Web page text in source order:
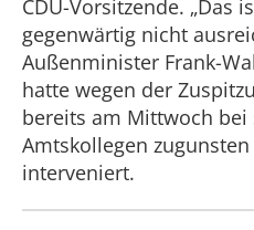
CDU-Vorsitzende. „Das
gegenwärtig nicht
Außenminister Frank-
hatte wegen der
bereits am Mittwoch
Amtskollegen
interveniert.